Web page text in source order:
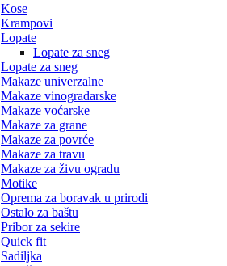
Kose
Krampovi
Lopate
Lopate za sneg
Lopate za sneg
Makaze univerzalne
Makaze vinogradarske
Makaze voćarske
Makaze za grane
Makaze za povrće
Makaze za travu
Makaze za živu ogradu
Motike
Oprema za boravak u prirodi
Ostalo za baštu
Pribor za sekire
Quick fit
Sadiljka